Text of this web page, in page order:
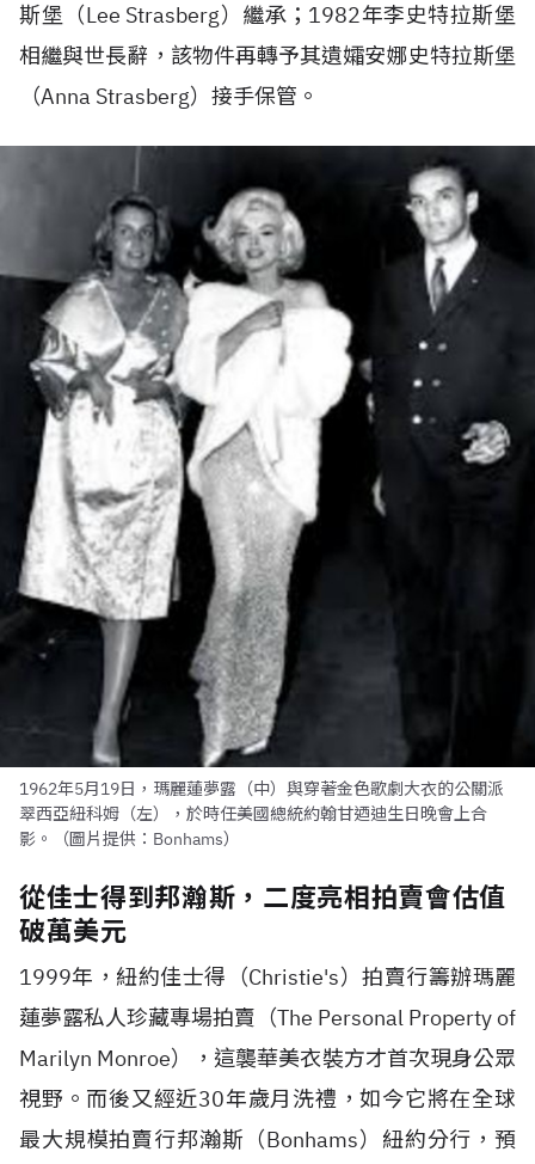
斯堡（Lee Strasberg）繼承；1982年李史特拉斯堡
相繼與世長辭，該物件再轉予其遺孀安娜史特拉斯堡
（Anna Strasberg）接手保管。
1962年5月19日，瑪麗蓮夢露（中）與穿著金色歌劇大衣的公關派
翠西亞紐科姆（左），於時任美國總統約翰甘迺迪生日晚會上合
影。（圖片提供：Bonhams）
從佳士得到邦瀚斯，二度亮相拍賣會估值
破萬美元
1999年，紐約佳士得（Christie's）拍賣行籌辦瑪麗
蓮夢露私人珍藏專場拍賣（The Personal Property of
Marilyn Monroe），這襲華美衣裝方才首次現身公眾
視野。而後又經近30年歲月洗禮，如今它將在全球
最大規模拍賣行邦瀚斯（Bonhams）紐約分行，預